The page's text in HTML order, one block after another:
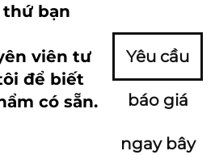
bạn
viên tư
để biết
có sẵn.
Yêu cầu
báo giá
ngay bây